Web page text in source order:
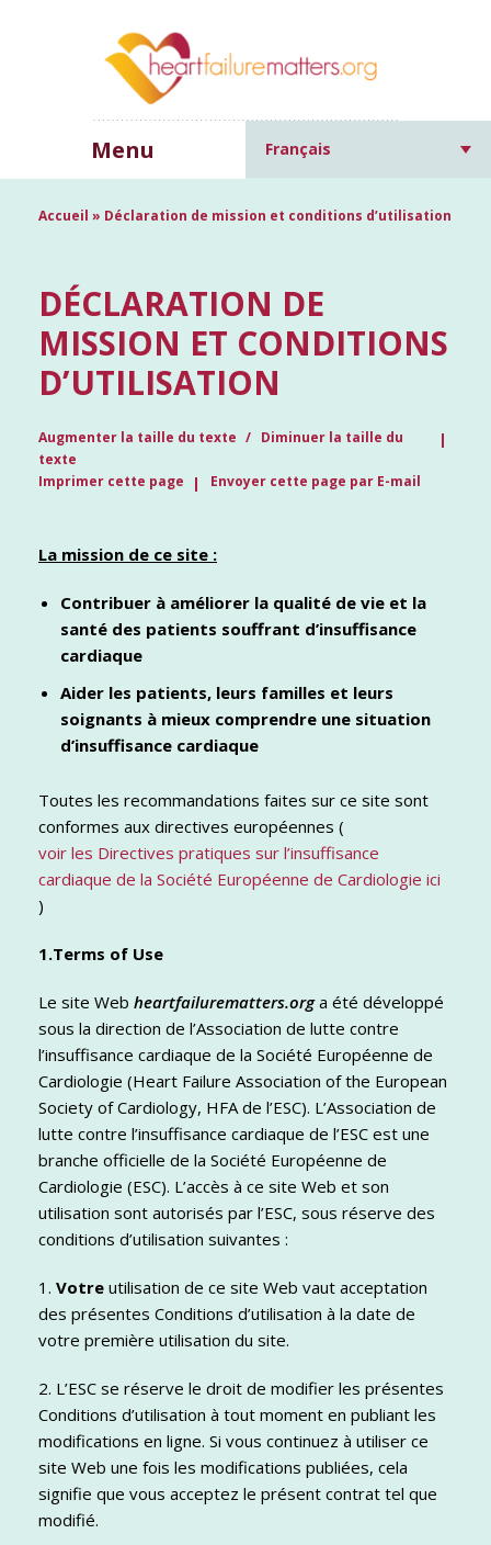
Menu Français
Accueil » Déclaration de mission et conditions d’utilisation
DÉCLARATION DE
MISSION ET CONDITIONS
D’UTILISATION
Augmenter la taille du texte
Diminuer la taille du
texte
Imprimer cette page
Envoyer cette page par E-mail
La mission de ce site :
Contribuer à améliorer la qualité de vie et la
santé des patients souffrant d’insuffisance
cardiaque
Aider les patients, leurs familles et leurs
soignants à mieux comprendre une situation
d’insuffisance cardiaque
Toutes les recommandations faites sur ce site sont
conformes aux directives européennes (
voir les Directives pratiques sur l’insuffisance
cardiaque de la Société Européenne de Cardiologie ici
)
1.Terms of Use
Le site Web heartfailurematters.orga été développé
sous la direction de l’Association de lutte contre
l’insuffisance cardiaque de la Société Européenne de
Cardiologie (Heart Failure Association of the European
Society of Cardiology, HFA de l’ESC). L’Association de
lutte contre l’insuffisance cardiaque de l’ESC est une
branche officielle de la Société Européenne de
Cardiologie (ESC). L’accès à ce site Web et son
utilisation sont autorisés par l’ESC, sous réserve des
conditions d’utilisation suivantes :
1. Votre utilisation de ce site Web vaut acceptation
des présentes Conditions d’utilisation à la date de
votre première utilisation du site.
2. L’ESC se réserve le droit de modifier les présentes
Conditions d’utilisation à tout moment en publiant les
modifications en ligne. Si vous continuez à utiliser ce
site Web une fois les modifications publiées, cela
signifie que vous acceptez le présent contrat tel que
modifié.